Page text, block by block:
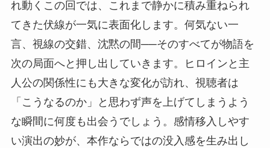
れ動くこの回では、これまで静かに積み重ねられ
てきた伏線が一気に表面化します。何気ない一
言、視線の交錯、沈黙の間──そのすべてが物語を
次の局面へと押し出していきます。ヒロインと主
人公の関係性にも大きな変化が訪れ、視聴者は
「こうなるのか」と思わず声を上げてしまうよう
な瞬間に何度も出会うでしょう。感情移入しやす
い演出の妙が、本作ならではの没入感を生み出し